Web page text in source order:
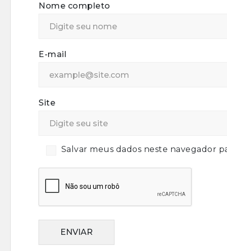
Nome completo
E-mail
Site
Salvar meus dados neste navegador
ENVIAR